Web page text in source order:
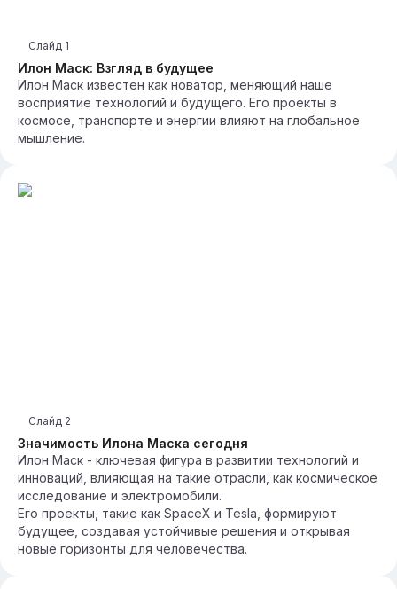
Илон Маск: Взгляд в будущее
Слайд 1
Илон Маск известен как новатор, меняющий наше
восприятие технологий и будущего. Его проекты в
космосе, транспорте и энергии влияют на глобальное
мышление.
Значимость Илона Маска сегодня
Слайд 2
Илон Маск - ключевая фигура в развитии технологий и
инноваций, влияющая на такие отрасли, как космическое
исследование и электромобили.
Его проекты, такие как SpaceX и Tesla, формируют
будущее, создавая устойчивые решения и открывая
новые горизонты для человечества.